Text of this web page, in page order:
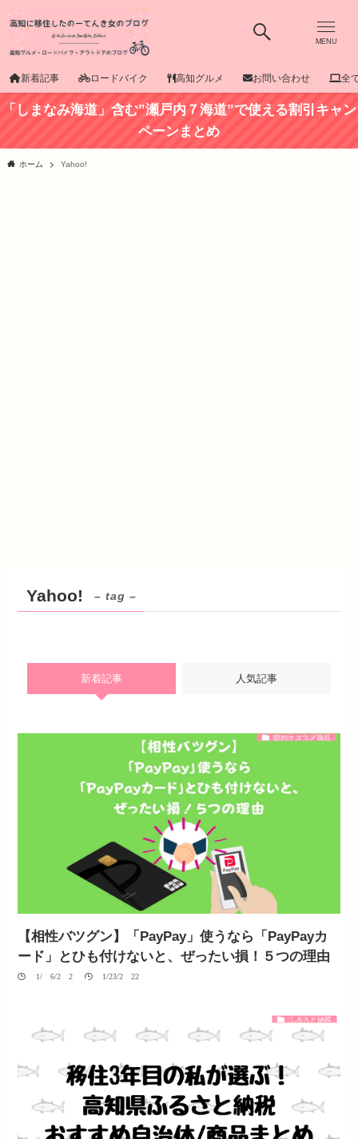
MENU
新着記事 ロードバイク 高知グルメ お問い合わせ 全
「しまなみ海道」含む”瀬戸内７海道”で使える割引キャン
ペーンまとめ
ホーム Yahoo!
Yahoo! – tag –
新着記事 人気記事
節約オススメ商品
【相性バツグン】「PayPay」使うなら「PayPayカ
ード」とひも付けないと、ぜったい損！５つの理由
01/06/2020 01/23/2022
ふるさと納税